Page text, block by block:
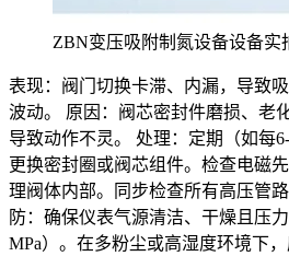
ZBN变压吸附制氮设备设备实
表现：阀门切换卡滞、内漏，导致
波动。 原因：阀芯密封件磨损、老
导致动作不灵。 处理：定期（如每
更换密封圈或阀芯组件。检查电磁
理阀体内部。同步检查所有高压管
防：确保仪表气源清洁、干燥且压
MPa）。在多粉尘或高湿度环境下，